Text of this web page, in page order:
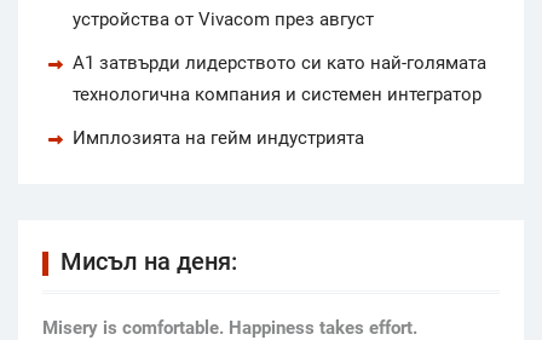
устройства от Vivacom през август
А1 затвърди лидерството си като най-голямата
технологична компания и системен интегратор
Имплозията на гейм индустрията
Мисъл на деня:
Мisery is comfortable. Happiness takes effort.